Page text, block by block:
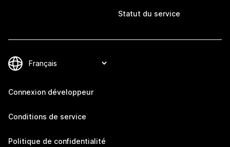
Statut du service
Connexion développeur
Conditions de service
Politique de confidentialité